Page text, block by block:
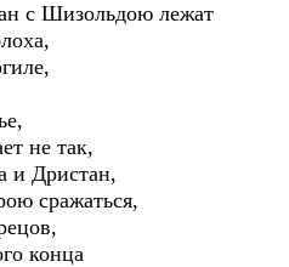
с Шизольдою лежат
не так,
и Дристан,
сражаться,
конца